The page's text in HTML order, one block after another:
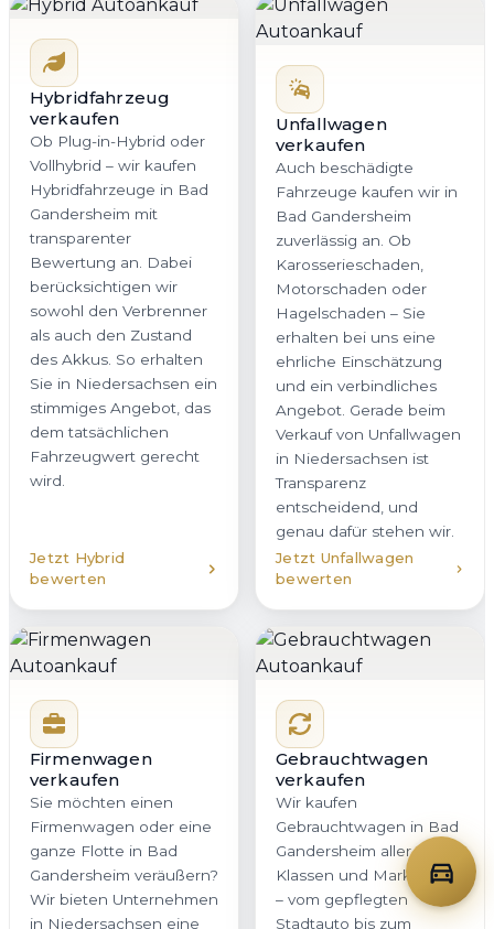
Hybridfahrzeug
verkaufen
Ob Plug-in-Hybrid oder
Vollhybrid – wir kaufen
Hybridfahrzeuge in Bad
Gandersheim mit
transparenter
Bewertung an. Dabei
berücksichtigen wir
sowohl den Verbrenner
als auch den Zustand
des Akkus. So erhalten
Sie in Niedersachsen ein
stimmiges Angebot, das
dem tatsächlichen
Fahrzeugwert gerecht
wird.
Jetzt Hybrid
bewerten
Unfallwagen
verkaufen
Auch beschädigte
Fahrzeuge kaufen wir in
Bad Gandersheim
zuverlässig an. Ob
Karosserieschaden,
Motorschaden oder
Hagelschaden – Sie
erhalten bei uns eine
ehrliche Einschätzung
und ein verbindliches
Angebot. Gerade beim
Verkauf von Unfallwagen
in Niedersachsen ist
Transparenz
entscheidend, und
genau dafür stehen wir.
Jetzt Unfallwagen
bewerten
Firmenwagen
verkaufen
Sie möchten einen
Firmenwagen oder eine
ganze Flotte in Bad
Gandersheim veräußern?
Wir bieten Unternehmen
in Niedersachsen eine
Gebrauchtwagen
verkaufen
Wir kaufen
Gebrauchtwagen in Bad
Gandersheim aller
Klassen und Marken an
– vom gepflegten
Stadtauto bis zum